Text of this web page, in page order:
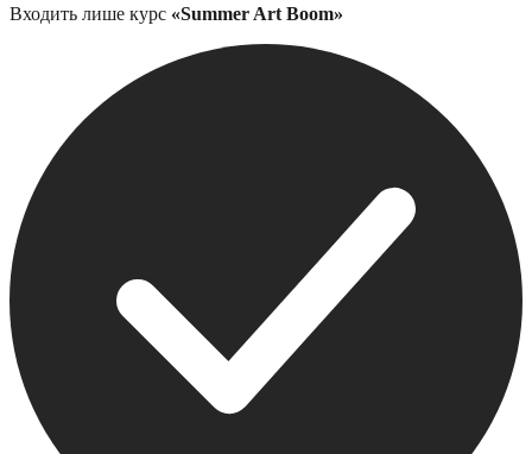
Входить лише курс «Summer Art Boom»